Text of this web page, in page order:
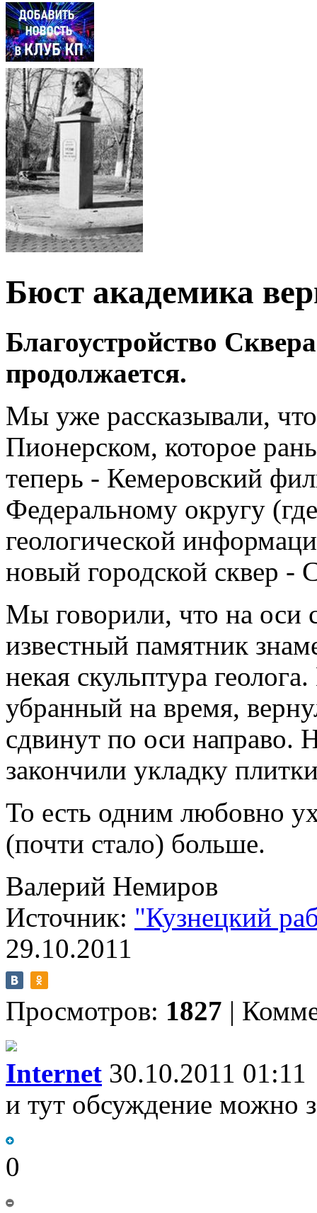
Бюст академика
Благоустройство
продолжается.
Мы уже рассказывали,
Пионерском, которое
теперь - Кемеровский
Федеральному округу
геологической
новый городской сквер -
Мы говорили, что на оси
известный памятник
некая скульптура
убранный на время,
сдвинут по оси направо.
закончили укладку
То есть одним любовно
(почти стало) больше.
Валерий Немиров
Источник: "Кузнецкий
29.10.2011
Просмотров: 1827 |
Internet 30.10.2011 01:11
и тут обсуждение можно
0